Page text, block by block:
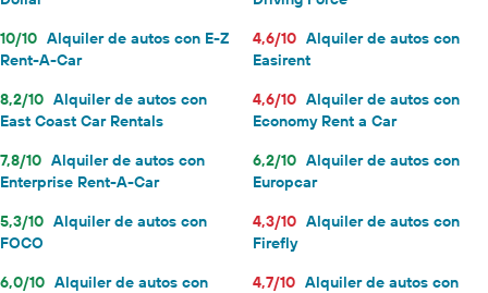
10/10 Alquiler de autos con E-Z
Rent-A-Car
4,6/10 Alquiler de autos con
Easirent
8,2/10 Alquiler de autos con
East Coast Car Rentals
4,6/10 Alquiler de autos con
Economy Rent a Car
7,8/10 Alquiler de autos con
Enterprise Rent-A-Car
6,2/10 Alquiler de autos con
Europcar
5,3/10 Alquiler de autos con
FOCO
4,3/10 Alquiler de autos con
Firefly
6,0/10 Alquiler de autos con
4,7/10 Alquiler de autos con